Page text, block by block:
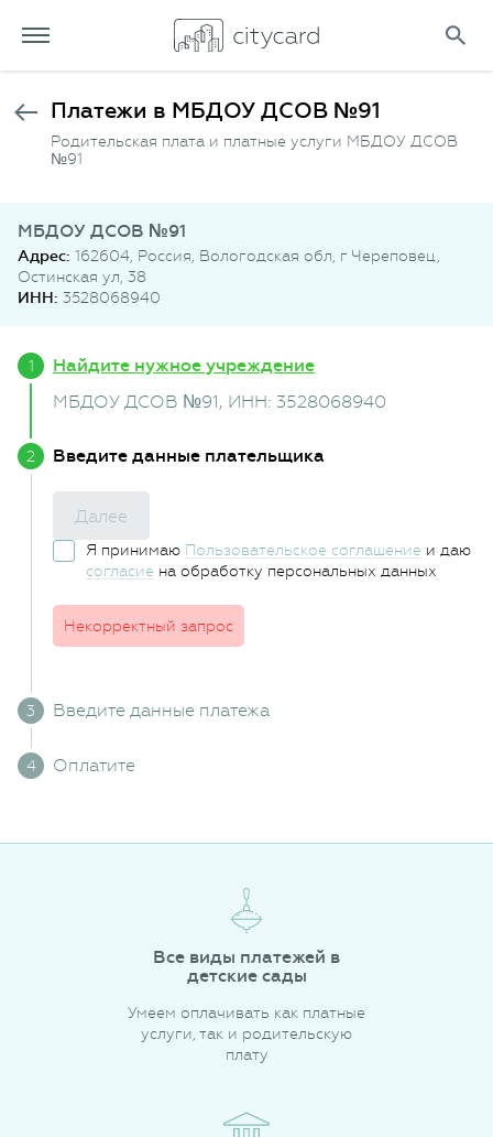
Платежи в МБДОУ ДСОВ №91
Родительская плата и платные услуги МБДОУ ДСОВ
№91
МБДОУ ДСОВ №91
Адрес: 162604, Россия, Вологодская обл, г Череповец,
Остинская ул, 38
ИНН: 3528068940
Найдите нужное учреждение
МБДОУ ДСОВ №91, ИНН: 3528068940
Введите данные плательщика
Далее
Я принимаю Пользовательское соглашение и даю
согласие на обработку персональных данных
Некорректный запрос
Введите данные платежа
Оплатите
Все виды платежей в
детские сады
Умеем оплачивать как платные
услуги, так и родительскую
плату